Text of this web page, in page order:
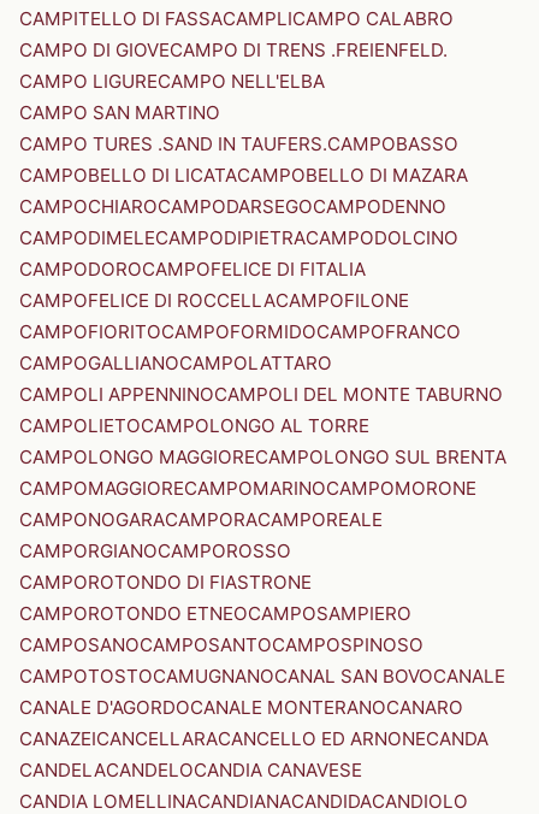
CAMPITELLO DI FASSACAMPLICAMPO CALABRO
CAMPO DI GIOVECAMPO DI TRENS .FREIENFELD.
CAMPO LIGURECAMPO NELL'ELBA
CAMPO SAN MARTINO
CAMPO TURES .SAND IN TAUFERS.CAMPOBASSO
CAMPOBELLO DI LICATACAMPOBELLO DI MAZARA
CAMPOCHIAROCAMPODARSEGOCAMPODENNO
CAMPODIMELECAMPODIPIETRACAMPODOLCINO
CAMPODOROCAMPOFELICE DI FITALIA
CAMPOFELICE DI ROCCELLACAMPOFILONE
CAMPOFIORITOCAMPOFORMIDOCAMPOFRANCO
CAMPOGALLIANOCAMPOLATTARO
CAMPOLI APPENNINOCAMPOLI DEL MONTE TABURNO
CAMPOLIETOCAMPOLONGO AL TORRE
CAMPOLONGO MAGGIORECAMPOLONGO SUL BRENTA
CAMPOMAGGIORECAMPOMARINOCAMPOMORONE
CAMPONOGARACAMPORACAMPOREALE
CAMPORGIANOCAMPOROSSO
CAMPOROTONDO DI FIASTRONE
CAMPOROTONDO ETNEOCAMPOSAMPIERO
CAMPOSANOCAMPOSANTOCAMPOSPINOSO
CAMPOTOSTOCAMUGNANOCANAL SAN BOVOCANALE
CANALE D'AGORDOCANALE MONTERANOCANARO
CANAZEICANCELLARACANCELLO ED ARNONECANDA
CANDELACANDELOCANDIA CANAVESE
CANDIA LOMELLINACANDIANACANDIDACANDIOLO